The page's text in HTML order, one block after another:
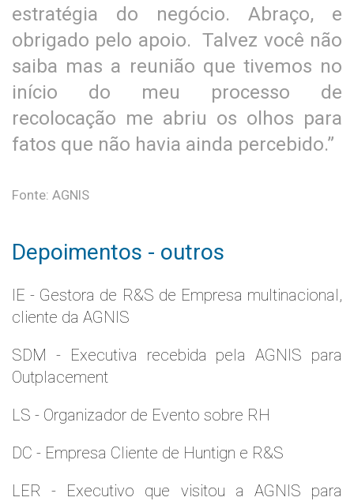
estratégia do negócio. Abraço, e
obrigado pelo apoio. Talvez você não
saiba mas a reunião que tivemos no
início do meu processo de
recolocação me abriu os olhos para
fatos que não havia ainda percebido.”
Fonte: AGNIS
Depoimentos - outros
IE - Gestora de R&S de Empresa multinacional,
cliente da AGNIS
SDM - Executiva recebida pela AGNIS para
Outplacement
LS - Organizador de Evento sobre RH
DC - Empresa Cliente de Huntign e R&S
LER - Executivo que visitou a AGNIS para